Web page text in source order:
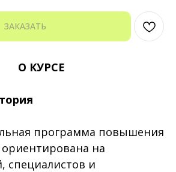
ЗАКАЗАТЬ
О КУРСЕ
программа повышения
на
специалистов и